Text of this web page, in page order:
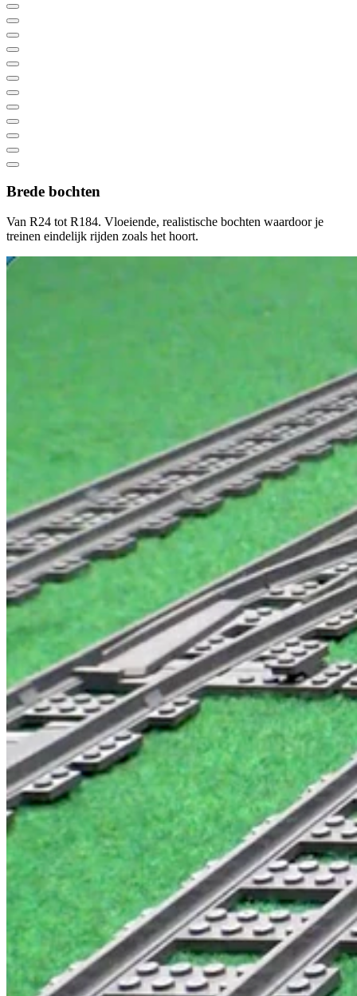
Brede bochten
Van R24 tot R184. Vloeiende, realistische bochten waardoor je
treinen eindelijk rijden zoals het hoort.